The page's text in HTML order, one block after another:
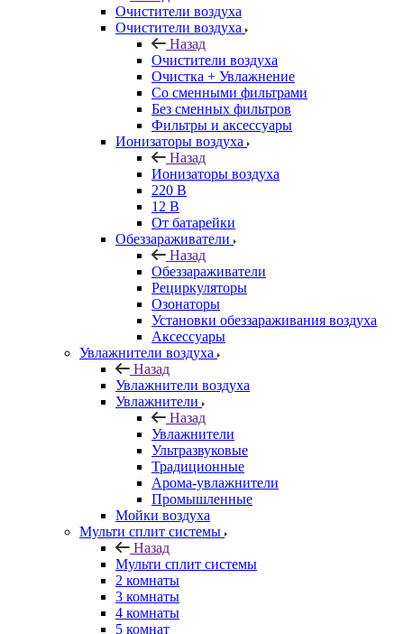
Очистители воздуха
Очистители воздуха
Назад
Очистители воздуха
Очистка + Увлажнение
Cо сменными фильтрами
Без сменных фильтров
Фильтры и аксессуары
Ионизаторы воздуха
Назад
Ионизаторы воздуха
220 В
12 В
От батарейки
Обеззараживатели
Назад
Обеззараживатели
Рециркуляторы
Озонаторы
Установки обеззараживания воздуха
Аксессуары
Увлажнители воздуха
Назад
Увлажнители воздуха
Увлажнители
Назад
Увлажнители
Ультразвуковые
Традиционные
Арома-увлажнители
Промышленные
Мойки воздуха
Мульти сплит системы
Назад
Мульти сплит системы
2 комнаты
3 комнаты
4 комнаты
5 комнат